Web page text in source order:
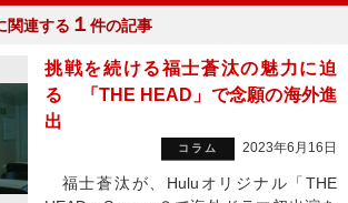
関連する １ 件の記事
挑戦を続ける福士蒼汰の魅力に迫
る 「THE HEAD」で念願の海外進
出
コラム 2023年6月16日
福士蒼汰が、Huluオリジナル「THE